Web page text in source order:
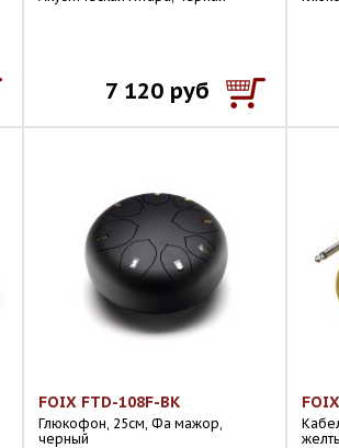
7 120 руб
FOIX FTD-108F-BK
Глюкофон, 25см, Фа мажор,
черный